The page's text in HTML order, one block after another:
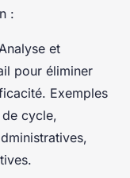
:
et
pour éliminer
Exemples
cycle,